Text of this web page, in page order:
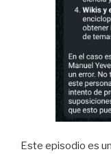
Este episodio es